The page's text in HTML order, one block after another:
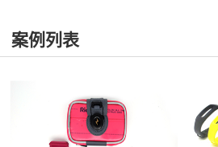
案例列表